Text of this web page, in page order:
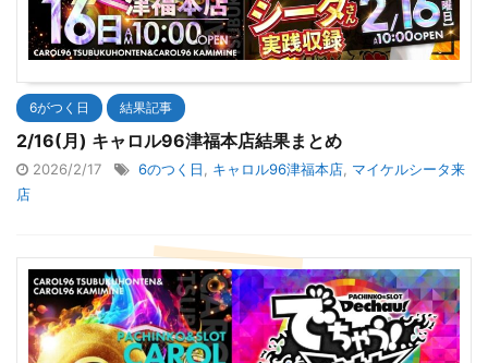
6がつく日 結果記事
2/16(月) キャロル96津福本店結果まとめ
2026/2/17 6のつく日 キャロル96津福本店 マイケルシータ来
店